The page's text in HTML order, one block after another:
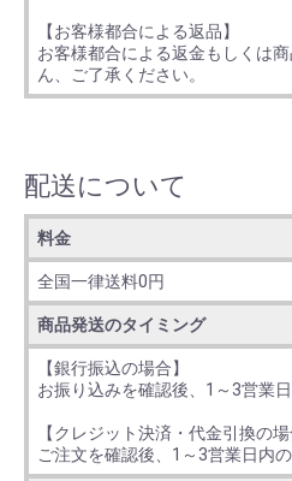
【お客様都合による返品】
お客様都合による返金もしくは
ん、ご了承ください。
配送について
料金
全国一律送料0円
商品発送のタイミング
【銀行振込の場合】
お振り込みを確認後、1～3営業
【クレジット決済・代金引換の場
ご注文を確認後、1～3営業日内